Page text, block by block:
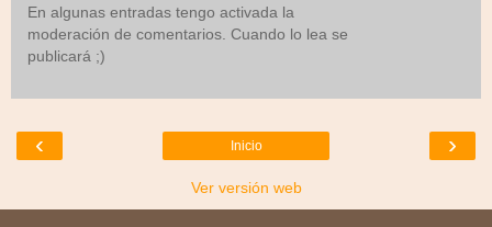
En algunas entradas tengo activada la
moderación de comentarios. Cuando lo lea se
publicará ;)
‹ ›
Inicio
Ver versión web